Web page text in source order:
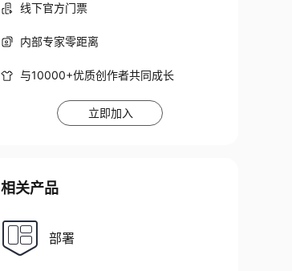
线下官方门票
内部专家零距离
与10000+优质创作者共同成长
立即加入
相关产品
部署